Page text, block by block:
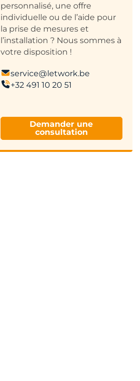
personnalisé, une offre
individuelle ou de l’aide pour
la prise de mesures et
l’installation ? Nous sommes à
votre disposition !
service@letwork.be
+32 491 10 20 51
Demander une
consultation